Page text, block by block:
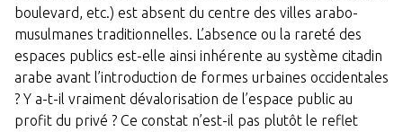
boulevard, etc.) est absent du centre des villes arabo-
musulmanes traditionnelles. L’absence ou la rareté des
espaces publics est-elle ainsi inhérente au système citadin
arabe avant l’introduction de formes urbaines occidentales
? Y a-t-il vraiment dévalorisation de l’espace public au
profit du privé ? Ce constat n’est-il pas plutôt le reflet